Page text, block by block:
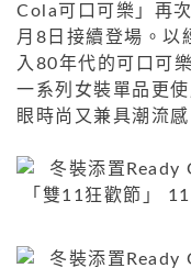
Cola可口可樂」再
月8日接續登場。以
入80年代的可口可
一系列女裝單品更
眼時尚又兼具潮流感